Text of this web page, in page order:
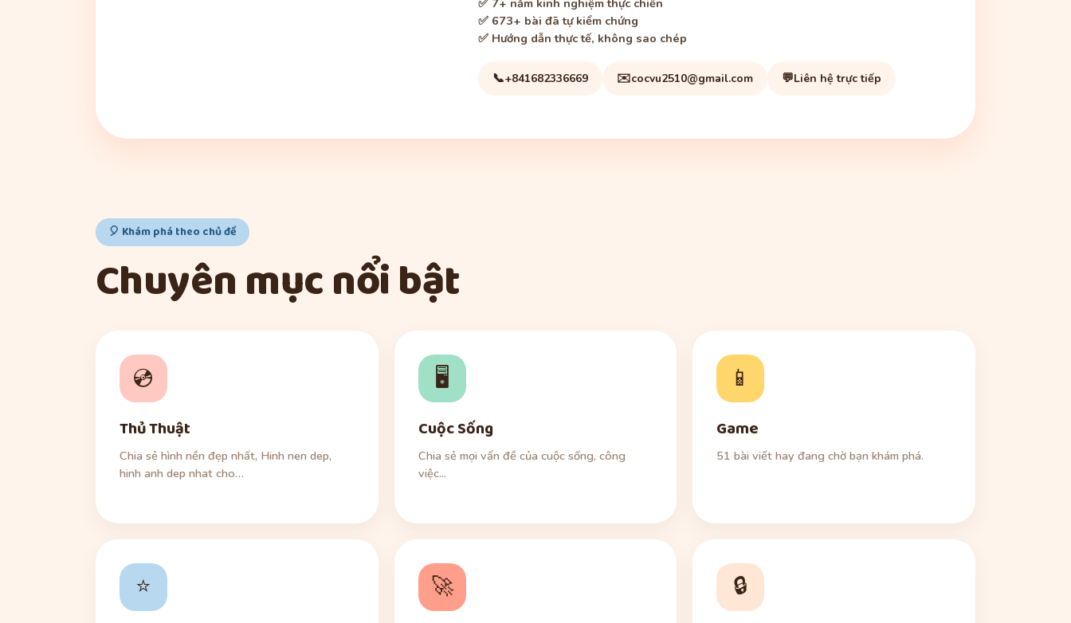
✅ 7+ năm kinh nghiệm thực chiến
✅ 673+ bài đã tự kiểm chứng
✅ Hướng dẫn thực tế, không sao chép
📞+841682336669 ✉️cocvu2510@gmail.com 💬Liên hệ trực tiếp
🎈 Khám phá theo chủ đề
Chuyên mục nổi bật
💿
Thủ Thuật
Chia sẻ hình nền đẹp nhất, Hinh nen dep,
hinh anh dep nhat cho…
🖥️
Cuộc Sống
Chia sẻ mọi vấn đề của cuộc sống, công
việc...
📱
Game
51 bài viết hay đang chờ bạn khám phá.
⭐ 🚀 🔒